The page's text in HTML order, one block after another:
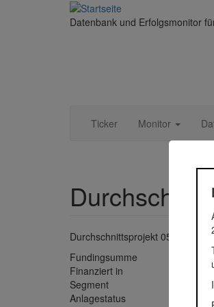
Direkt zum Inhalt
Datenbank und Erfolgsmonitor
Ticker Monitor
Durchschnittsprojekt 05.-12.2018
Fundingsumme
Finanziert in
Segment
Anlagestatus